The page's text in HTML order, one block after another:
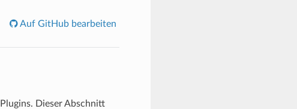
Auf GitHub bearbeiten
Dieser Abschnitt